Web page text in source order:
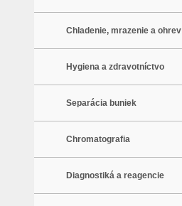
Chladenie, mrazenie a ohrev
Hygiena a zdravotníctvo
Separácia buniek
Chromatografia
Diagnostiká a reagencie